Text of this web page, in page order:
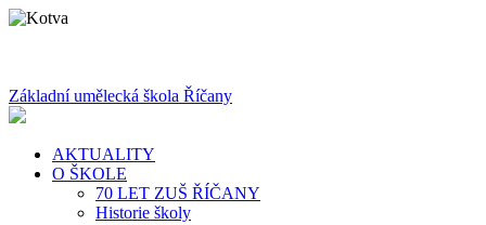
Základní umělecká škola Říčany
AKTUALITY
O ŠKOLE
70 LET ZUŠ ŘÍČANY
Historie školy